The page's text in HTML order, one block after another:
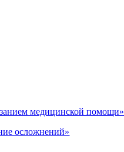
медицинской помощи»
осложнений»